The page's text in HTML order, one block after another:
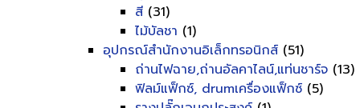
สี (31)
ไม้บัลชา (1)
อุปกรณ์สำนักงานอิเล็กทรอนิกส์ (51)
ถ่านไฟฉาย,ถ่านอัลคาไลน์,แท่นชาร์จ (13)
ฟิลม์แฟ็กซ์, drumเครื่องแฟ็กซ์ (5)